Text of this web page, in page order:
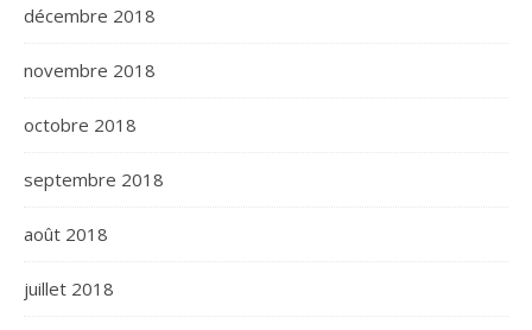
décembre 2018
novembre 2018
octobre 2018
septembre 2018
août 2018
juillet 2018